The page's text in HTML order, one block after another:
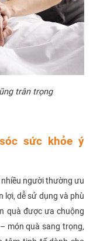
trân trọng
sức khỏe ý
nhiều người thường ưu
lợi, dễ sử dụng và phù
quà được ưa chuộng
món quà sang trọng,